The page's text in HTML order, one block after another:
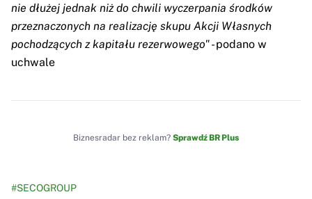
nie dłużej jednak niż do chwili wyczerpania środków
przeznaczonych na realizację skupu Akcji Własnych
pochodzących z kapitału rezerwowego"- podano w
uchwale
Biznesradar bez reklam? Sprawdź BR Plus
#SECOGROUP